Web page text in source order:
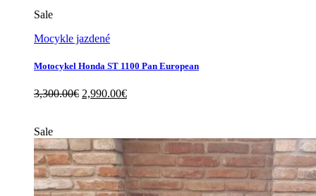
Sale
Mocykle jazdené
Motocykel Honda ST 1100 Pan European
3,300.00€ Original
2,990.00€Current
Sale